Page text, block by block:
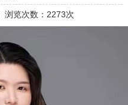
浏览次数：2273次